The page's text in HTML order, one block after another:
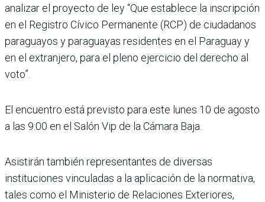
analizar el proyecto de ley “Que establece la inscripción
en el Registro Cívico Permanente (RCP) de ciudadanos
paraguayos y paraguayas residentes en el Paraguay y
en el extranjero, para el pleno ejercicio del derecho al
voto”.
El encuentro está previsto para este lunes 10 de agosto
a las 9:00 en el Salón Vip de la Cámara Baja.
Asistirán también representantes de diversas
instituciones vinculadas a la aplicación de la normativa,
tales como el Ministerio de Relaciones Exteriores,